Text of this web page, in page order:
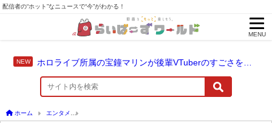
配信者の“ホット”なニュースで“今”がわかる！
MENU
ホーム エンタメ